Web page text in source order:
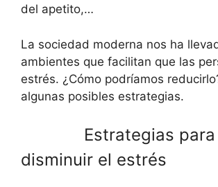
del apetito,…
La sociedad moderna nos ha
ambientes que facilitan que las
estrés. ¿Cómo podríamos
algunas posibles estrategias.
Estrategias para
disminuir el estrés